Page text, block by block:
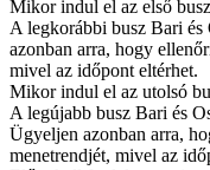
Mikor indul el az első
A legkorábbi busz Bari
azonban arra, hogy
mivel az időpont eltérhet.
Mikor indul el az utolsó
A legújabb busz Bari és
Ügyeljen azonban arra,
menetrendjét, mivel az